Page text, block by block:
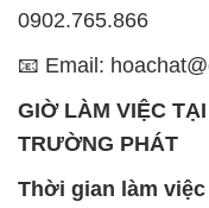
0902.765.866
📧 Email:
GIỜ LÀM VIỆC
TRƯỜNG PHÁT
Thời gian làm việc